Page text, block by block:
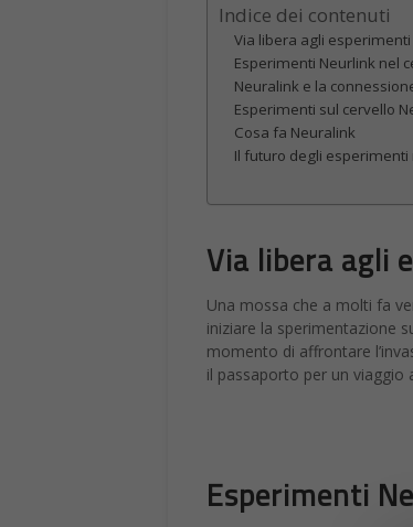
Indice dei contenuti
Via libera agli
Esperimenti Neurlink nel
Neuralink e la
Esperimenti sul cervello
Cosa fa Neuralink
Il futuro degli esperimenti
Via libera agli
Una mossa che a molti fa
iniziare la sperimentazione
momento di affrontare
il passaporto per un viaggio
Esperimenti